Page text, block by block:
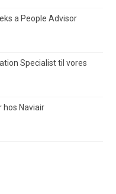
a People Advisor
Specialist til vores
hos Naviair